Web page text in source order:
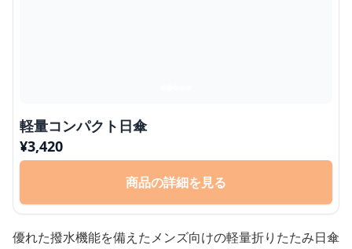
軽量コンパクト日傘
¥3,420
商品の詳細を見る
優れた撥水機能を備えたメンズ向けの軽量折りたたみ日傘